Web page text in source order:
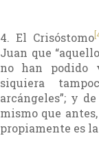
4. El Crisóstomo
Juan que
no han podido
siquiera
arcángeles”; y
mismo que
propiamente es